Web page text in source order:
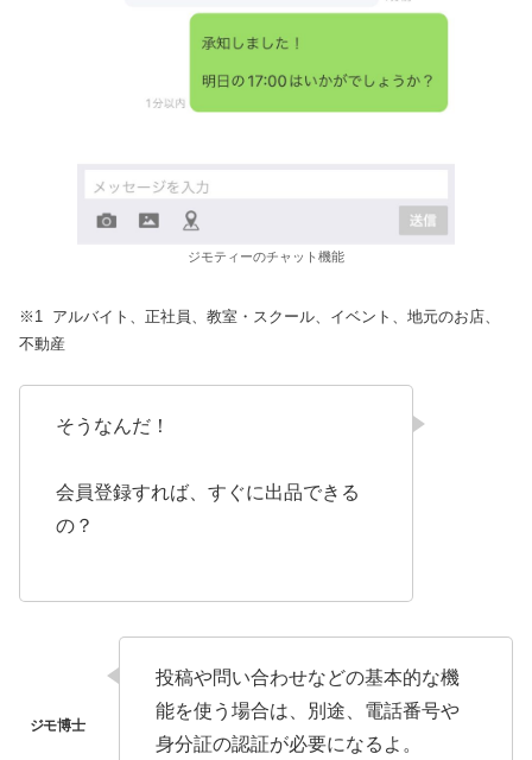
ジモティーのチャット機能
※1 アルバイト、正社員、教室・スクール、イベント、地元のお店、
不動産
そうなんだ！
会員登録すれば、すぐに出品できる
の？
投稿や問い合わせなどの基本的な機
能を使う場合は、別途、電話番号や
身分証の認証が必要になるよ。